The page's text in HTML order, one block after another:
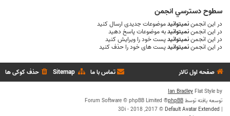
سطوح دسترسي انجمن
در این انجمننمیتوانیدموضوعات جدیدی ارسال کنید
در این انجمننمیتوانیدبه موضوعات پاسخ دهید
در این انجمننمیتوانیدپست خود را ویرایش کنید
در این انجمننمیتوانیدپست های خود را حذف کنید
صفحه اول تالار حذف کوکی ها Sitemap تماس با ما
Flat Style by
Ian Bradley
توسعه یافته توسطphpBB
® Forum Software © phpBB Limited
|
Default Avatar Extended
© 2017, 2018 - 3Di